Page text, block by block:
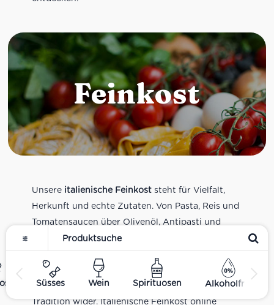
Süsses Wein Spirituosen Alkoholfrei
Feinkost
Unsere italienische Feinkoststeht für Vielfalt,
Herkunft und echte Zutaten. Von Pasta, Reis und
Tomatensaucen über Olivenöl, Antipasti und
Pesto bis zu Balsamico und Spezialitäten aus
verschiedenen Regionen Italiens. Alle Produkte
sind Teil unseres realen Supermarkt-Sortiments
und spiegeln italienische Alltagsküche und
Tradition wider. Italienische Feinkost online